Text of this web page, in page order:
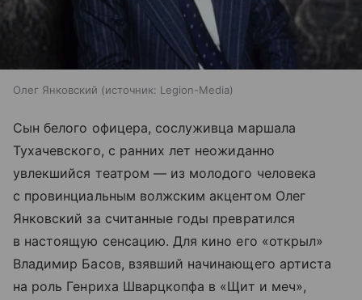
Олег Янковский источник: Legion-Media
Сын белого офицера, сослуживца маршала
Тухачевского, с ранних лет неожиданно
увлекшийся театром — из молодого человека
с провинциальным волжским акцентом Олег
Янковский за считанные годы превратился
в настоящую сенсацию. Для кино его «открыл»
Владимир Басов, взявший начинающего артиста
на роль Генриха Шварцкопфа в «Щит и меч»,